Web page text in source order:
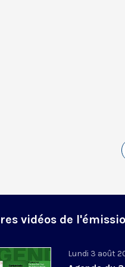
vidéos de
Lundi 3 août